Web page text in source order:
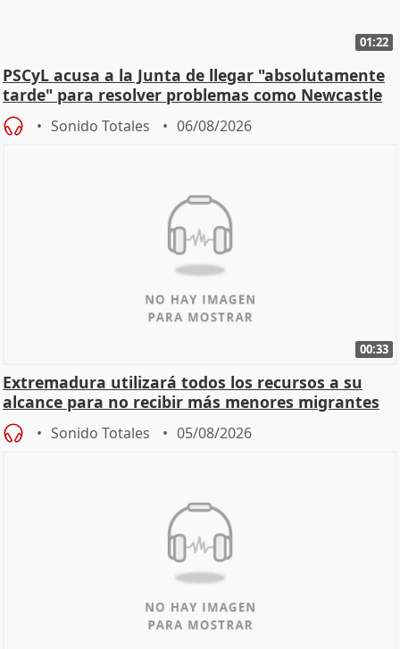
01:22
PSCyL acusa a la Junta de llegar "absolutamente
tarde" para resolver problemas como Newcastle
Sonido Totales 06/08/2026
00:33
Extremadura utilizará todos los recursos a su
alcance para no recibir más menores migrantes
Sonido Totales 05/08/2026